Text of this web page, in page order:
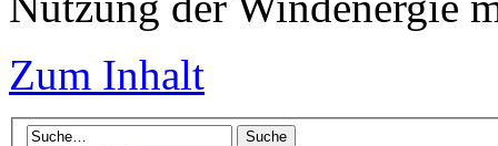
Zum Inhalt